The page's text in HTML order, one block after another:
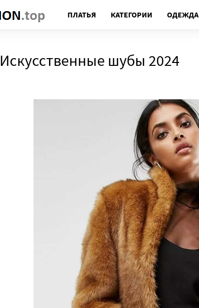
ПЛАТЬЯ КАТЕГОРИИ ОДЕЖДА
Искусственные шубы 2024